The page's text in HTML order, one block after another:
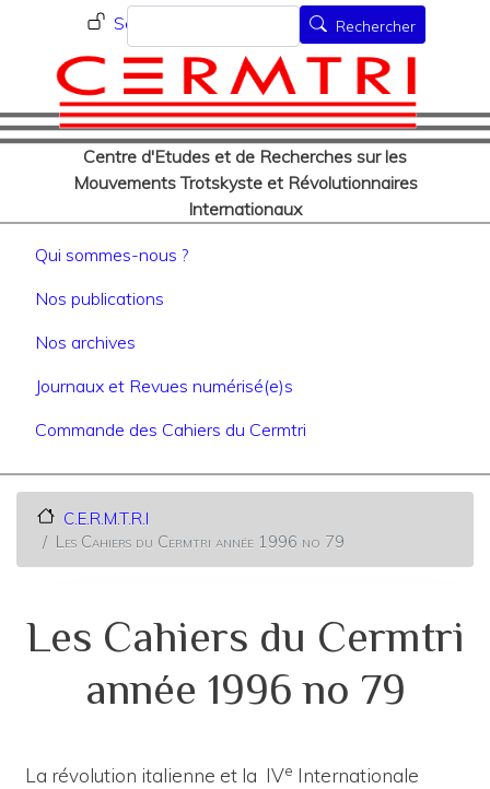
au
contenu
principal
Menu du compte de
Se connecter
Centre d'Etudes et de Recherches sur les
Mouvements Trotskyste et Révolutionnaires
Internationaux
Rechercher Rechercher
Navigation principale
Qui sommes-nous ?
Nos publications
Nos archives
Journaux et Revues numérisé(e)s
Commande des Cahiers du Cermtri
C.E.R.M.T.R.I
Les Cahiers du Cermtri année 1996 no 79
Les Cahiers du Cermtri
année 1996 no 79
La révolution italienne et la IVe Internationale